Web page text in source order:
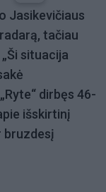
Jasikevičiaus
tačiau
situacija
dirbęs 46-
išskirtinį
bruzdesį